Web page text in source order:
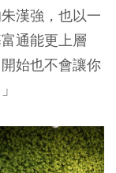
漢強，也以一
通能更上層
始也不會讓你